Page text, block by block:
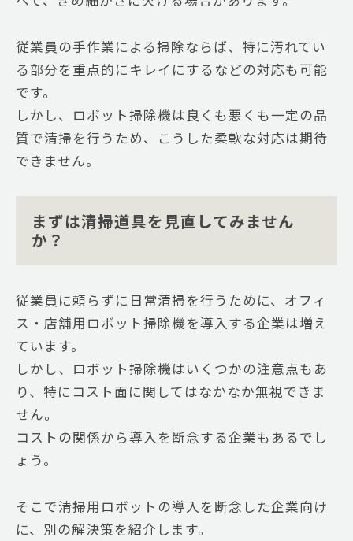
従業員の手作業による掃除ならば、特に汚れてい
る部分を重点的にキレイにするなどの対応も可能
です。
しかし、ロボット掃除機は良くも悪くも一定の品
質で清掃を行うため、こうした柔軟な対応は期待
できません。
まずは清掃道具を見直してみません
か？
従業員に頼らずに日常清掃を行うために、オフィ
ス・店舗用ロボット掃除機を導入する企業は増え
ています。
しかし、ロボット掃除機はいくつかの注意点もあ
り、特にコスト面に関してはなかなか無視できま
せん。
コストの関係から導入を断念する企業もあるでし
ょう。
そこで清掃用ロボットの導入を断念した企業向け
に、別の解決策を紹介します。